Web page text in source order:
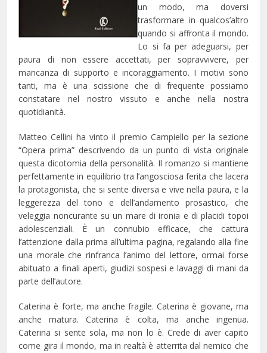
un modo, ma doversi
trasformare in qualcos’altro
quando si affronta il mondo.
Lo si fa per adeguarsi, per
paura di non essere accettati, per sopravvivere, per
mancanza di supporto e incoraggiamento. I motivi sono
tanti, ma è una scissione che di frequente possiamo
constatare nel nostro vissuto e anche nella nostra
quotidianità.
Matteo Cellini ha vinto il premio Campiello per la sezione
“Opera prima” descrivendo da un punto di vista originale
questa dicotomia della personalità. Il romanzo si mantiene
perfettamente in equilibrio tra l’angosciosa ferita che lacera
la protagonista, che si sente diversa e vive nella paura, e la
leggerezza del tono e dell’andamento prosastico, che
veleggia noncurante su un mare di ironia e di placidi topoi
adolescenziali. È un connubio efficace, che cattura
l’attenzione dalla prima all’ultima pagina, regalando alla fine
una morale che rinfranca l’animo del lettore, ormai forse
abituato a finali aperti, giudizi sospesi e lavaggi di mani da
parte dell’autore.
Caterina è forte, ma anche fragile. Caterina è giovane, ma
anche matura. Caterina è colta, ma anche ingenua.
Caterina si sente sola, ma non lo è. Crede di aver capito
come gira il mondo, ma in realtà è atterrita dal nemico che